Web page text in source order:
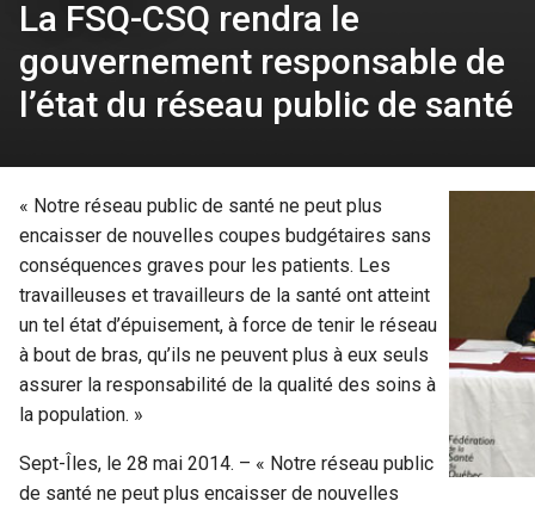
La FSQ-CSQ rendra le
gouvernement responsable de
l’état du réseau public de santé
« Notre réseau public de santé ne peut plus
encaisser de nouvelles coupes budgétaires sans
conséquences graves pour les patients. Les
travailleuses et travailleurs de la santé ont atteint
un tel état d’épuisement, à force de tenir le réseau
à bout de bras, qu’ils ne peuvent plus à eux seuls
assurer la responsabilité de la qualité des soins à
la population. »
Sept-Îles, le 28 mai 2014. – « Notre réseau public
de santé ne peut plus encaisser de nouvelles